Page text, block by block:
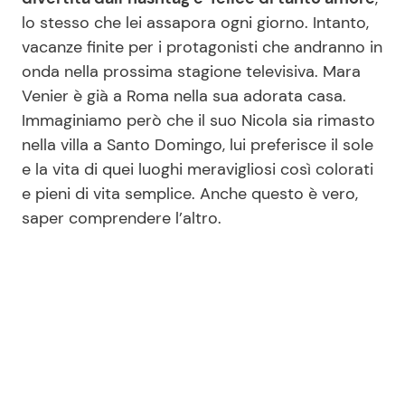
lo stesso che lei assapora ogni giorno. Intanto,
vacanze finite per i protagonisti che andranno in
onda nella prossima stagione televisiva. Mara
Venier è già a Roma nella sua adorata casa.
Immaginiamo però che il suo Nicola sia rimasto
nella villa a Santo Domingo, lui preferisce il sole
e la vita di quei luoghi meravigliosi così colorati
e pieni di vita semplice. Anche questo è vero,
saper comprendere l’altro.